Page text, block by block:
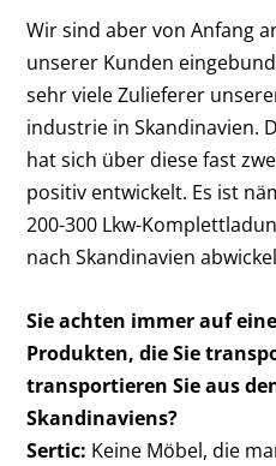
Wir sind aber von ­Anfang
unserer Kunden
sehr viele Zulieferer
industrie in Skandinavien.
hat sich über diese fast
positiv entwickelt. Es ist
200-300 Lkw-
nach Skandinavien
Sie achten immer auf
Produkten, die Sie
transportieren Sie aus
Skandinaviens?
Sertic: Keine Möbel, die